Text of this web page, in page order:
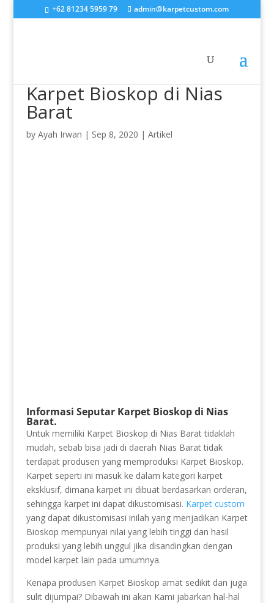
+62 81234 5959 79 admin@karpetcustom.com
Karpet Bioskop di Nias
Barat
by Ayah Irwan | Sep 8, 2020 | Artikel
Informasi Seputar Karpet Bioskop di Nias
Barat.
Untuk memiliki Karpet Bioskop di Nias Barat tidaklah
mudah, sebab bisa jadi di daerah Nias Barat tidak
terdapat produsen yang memproduksi Karpet Bioskop.
Karpet seperti ini masuk ke dalam kategori karpet
eksklusif, dimana karpet ini dibuat berdasarkan orderan,
sehingga karpet ini dapat dikustomisasi. Karpet custom
yang dapat dikustomisasi inilah yang menjadikan Karpet
Bioskop mempunyai nilai yang lebih tinggi dan hasil
produksi yang lebih unggul jika disandingkan dengan
model karpet lain pada umumnya.
Kenapa produsen Karpet Bioskop amat sedikit dan juga
sulit dijumpai? Dibawah ini akan Kami jabarkan hal-hal